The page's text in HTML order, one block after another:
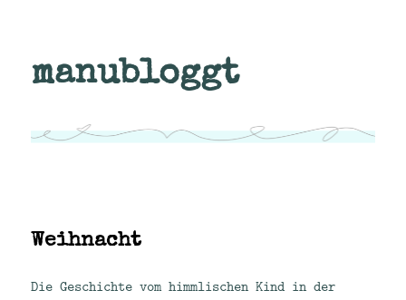
manubloggt
Weihnacht
Die Geschichte vom himmlischen Kind in der